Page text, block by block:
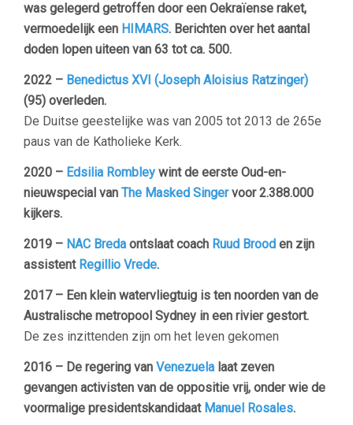
was gelegerd getroffen door een Oekraïense raket,
vermoedelijk een HIMARS. Berichten over het aantal
doden lopen uiteen van 63 tot ca. 500.
2022 – Benedictus XVI (Joseph Aloisius Ratzinger)
(95) overleden.
De Duitse geestelijke was van 2005 tot 2013 de 265e
paus van de Katholieke Kerk.
2020 – Edsilia Rombley wint de eerste Oud-en-
nieuwspecial van The Masked Singervoor 2.388.000
kijkers.
2019 – NAC Breda ontslaat coach Ruud Brood en zijn
assistent Regillio Vrede.
2017 – Een klein watervliegtuig is ten noorden van de
Australische metropool Sydney in een rivier gestort.
De zes inzittenden zijn om het leven gekomen
2016 – De regering van Venezuela laat zeven
gevangen activisten van de oppositie vrij, onder wie de
voormalige presidentskandidaat Manuel Rosales.